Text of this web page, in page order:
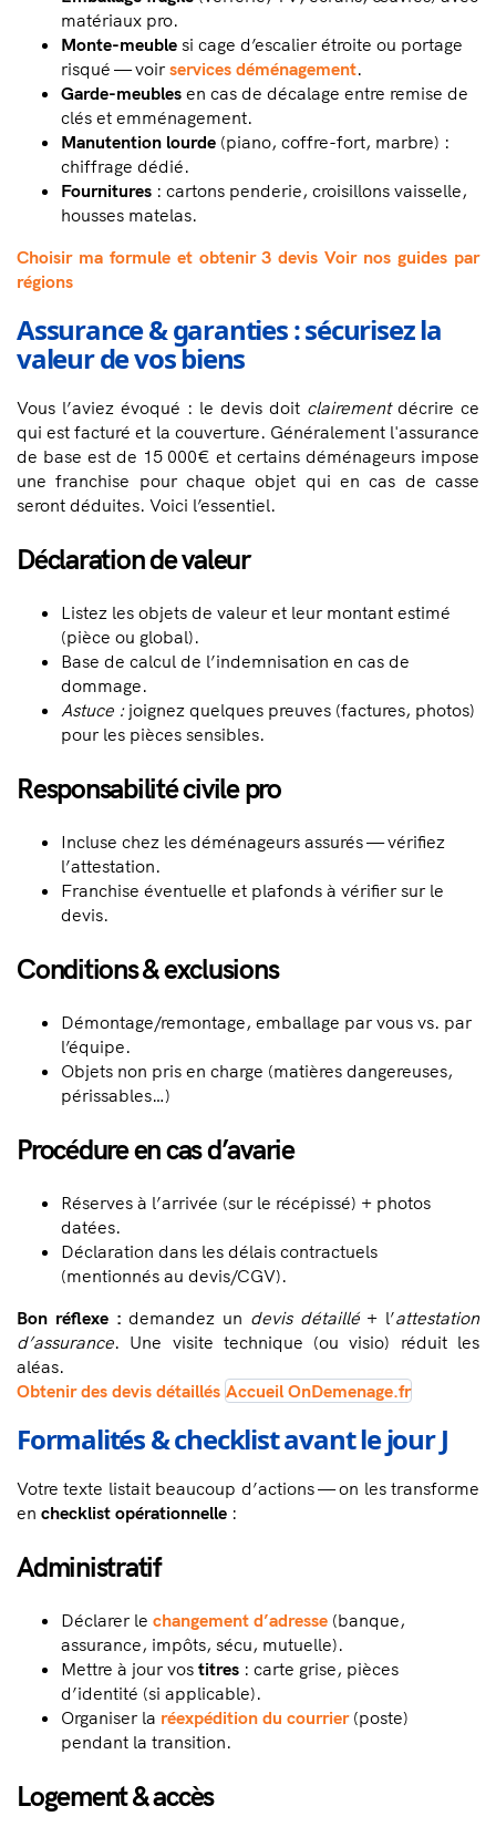
matériaux pro.
Monte-meuble si cage d’escalier étroite ou portage
risqué — voir services déménagement.
Garde-meubles en cas de décalage entre remise de
clés et emménagement.
Manutention lourde (piano, coffre-fort, marbre) :
chiffrage dédié.
Fournitures : cartons penderie, croisillons vaisselle,
housses matelas.
Choisir ma formule et obtenir 3 devis Voir nos guides par
régions
Assurance & garanties : sécurisez la
valeur de vos biens
Vous l’aviez évoqué : le devis doit clairementdécrire ce
qui est facturé et la couverture. Généralement l'assurance
de base est de 15 000€ et certains déménageurs impose
une franchise pour chaque objet qui en cas de casse
seront déduites. Voici l’essentiel.
Déclaration de valeur
Listez les objets de valeur et leur montant estimé
(pièce ou global).
Base de calcul de l’indemnisation en cas de
dommage.
Astuce :joignez quelques preuves (factures, photos)
pour les pièces sensibles.
Responsabilité civile pro
Incluse chez les déménageurs assurés — vérifiez
l’attestation.
Franchise éventuelle et plafonds à vérifier sur le
devis.
Conditions & exclusions
Démontage/remontage, emballage par vous vs. par
l’équipe.
Objets non pris en charge (matières dangereuses,
périssables…)
Procédure en cas d’avarie
Réserves à l’arrivée (sur le récépissé) + photos
datées.
Déclaration dans les délais contractuels
(mentionnés au devis/CGV).
Bon réflexe : demandez un devis détaillé+ l’attestation
d’assurance. Une visite technique (ou visio) réduit les
aléas.
Obtenir des devis détaillés Accueil OnDemenage.fr
Formalités & checklist avant le jour J
Votre texte listait beaucoup d’actions — on les transforme
en checklist opérationnelle :
Administratif
Déclarer le changement d’adresse (banque,
assurance, impôts, sécu, mutuelle).
Mettre à jour vos titres : carte grise, pièces
d’identité (si applicable).
Organiser la réexpédition du courrier(poste)
pendant la transition.
Logement & accès